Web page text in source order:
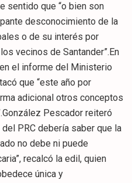
sentido que “o bien son
desconocimiento de la
o de su interés por
vecinos de Santander”.En
el informe del Ministerio
que “este año por
adicional otros conceptos
Pescador reiteró
PRC debería saber que la
no debe ni puede
recalcó la edil, quien
única y